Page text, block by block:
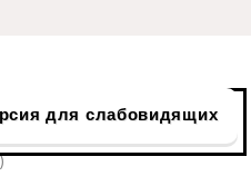
для слабовидящих